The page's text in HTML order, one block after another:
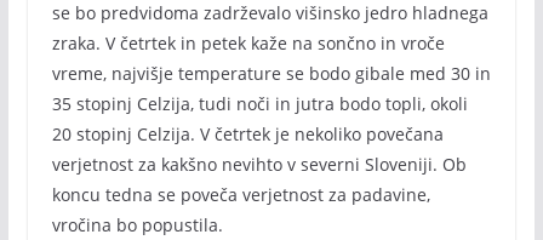
se bo predvidoma zadrževalo višinsko jedro hladnega
zraka. V četrtek in petek kaže na sončno in vroče
vreme, najvišje temperature se bodo gibale med 30 in
35 stopinj Celzija, tudi noči in jutra bodo topli, okoli
20 stopinj Celzija. V četrtek je nekoliko povečana
verjetnost za kakšno nevihto v severni Sloveniji. Ob
koncu tedna se poveča verjetnost za padavine,
vročina bo popustila.